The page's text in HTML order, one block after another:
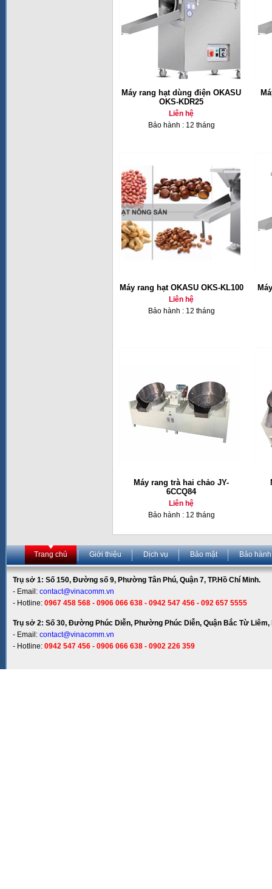
Máy rang hạt dùng điện OKASU
OKS-KDR25
Liên hệ
Bảo hành : 12 tháng
Máy rang hạt OKASU OKS-KL100
Liên hệ
Bảo hành : 12 tháng
Máy rang trà hai chảo JY-
6CCQ84
Liên hệ
Bảo hành : 12 tháng
Trang chủ Giới thiệu Dịch vụ Bảo mật Bảo hành
Trụ sở 1: Số 150, Đường số 9, Phường Tân Phú, Quận 7, TP.Hồ Chí Minh.
- Email: contact@vinacomm.vn
- Hotline: 0967 458 568 - 0906 066 638 - 0942 547 456 - 092 657 5555
Trụ sở 2: Số 30, Đường Phúc Diễn, Phường Phúc Diễn, Quận Bắc Từ Liêm,
- Email: contact@vinacomm.vn
- Hotline: 0942 547 456 - 0906 066 638 - 0902 226 359